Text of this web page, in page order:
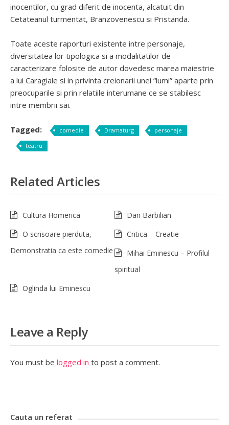
inocentilor, cu grad diferit de inocenta, alcatuit din
Cetateanul turmentat, Branzovenescu si Pristanda.
Toate aceste raporturi existente intre personaje,
diversitatea lor tipologica si a modalitatilor de
caracterizare folosite de autor dovedesc marea maiestrie
a lui Caragiale si in privinta creionarii unei “lumi” aparte prin
preocuparile si prin relatiile interumane ce se stabilesc
intre membrii sai.
Tagged: comedie Dramaturg
personaje
teatru
Related Articles
Cultura Homerica
Dan Barbilian
O scrisoare pierduta,
Demonstratia ca este comedie
Critica – Creatie
Mihai Eminescu – Profilul
spiritual
Oglinda lui Eminescu
Leave a Reply
You must be logged in to post a comment.
Cauta un referat